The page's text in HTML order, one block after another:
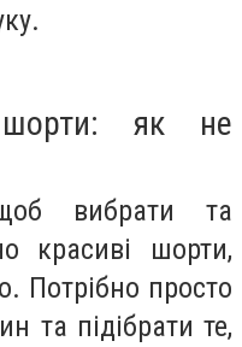
шорти: як не
вибрати та
красиві шорти,
Потрібно просто
та підібрати те,